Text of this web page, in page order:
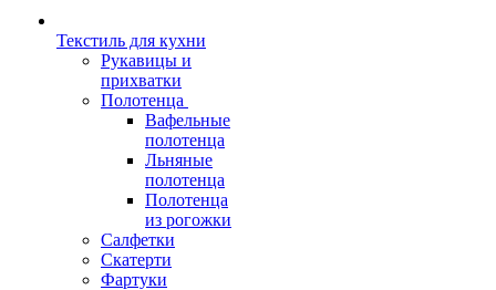
Текстиль для кухни
Рукавицы и
прихватки
Полотенца
Вафельные
полотенца
Льняные
полотенца
Полотенца
из рогожки
Салфетки
Скатерти
Фартуки